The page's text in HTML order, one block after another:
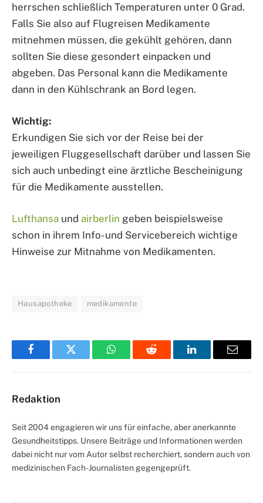
herrschen schließlich Temperaturen unter 0 Grad.
Falls Sie also auf Flugreisen Medikamente
mitnehmen müssen, die gekühlt gehören, dann
sollten Sie diese gesondert einpacken und
abgeben. Das Personal kann die Medikamente
dann in den Kühlschrank an Bord legen.
Wichtig:
Erkundigen Sie sich vor der Reise bei der
jeweiligen Fluggesellschaft darüber und lassen Sie
sich auch unbedingt eine ärztliche Bescheinigung
für die Medikamente ausstellen.
Lufthansa und airberlin geben beispielsweise
schon in ihrem Info- und Servicebereich wichtige
Hinweise zur Mitnahme von Medikamenten.
Hausapotheke medikamente
FacebookTwitter WhatsAppReddit LinkedInEmail
Redaktion
Seit 2004 engagieren wir uns für einfache, aber anerkannte
Gesundheitstipps. Unsere Beiträge und Informationen werden
dabei nicht nur vom Autor selbst recherchiert, sondern auch von
medizinischen Fach-Journalisten gegengeprüft.